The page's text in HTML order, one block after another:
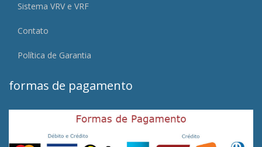
Sistema VRV e VRF
Contato
Política de Garantia
formas de pagamento